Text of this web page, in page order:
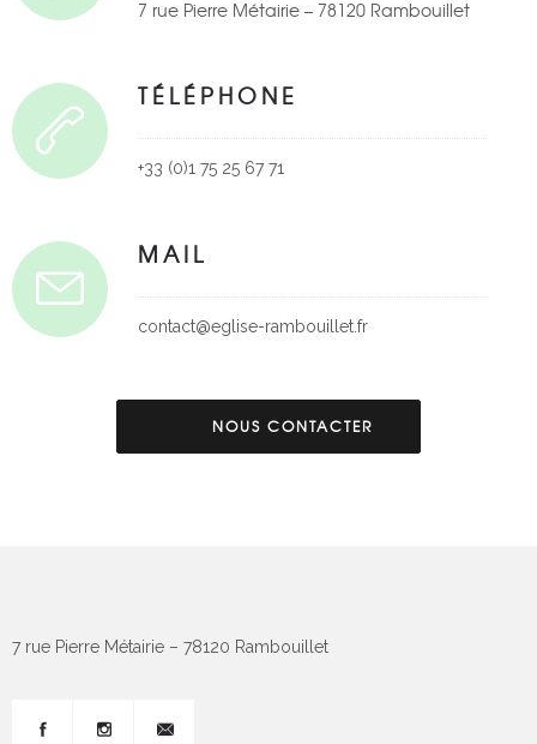
7 rue Pierre Métairie – 78120 Rambouillet
TÉLÉPHONE
+33 (0)1 75 25 67 71
MAIL
contact@eglise-rambouillet.fr
NOUS CONTACTER
7 rue Pierre Métairie – 78120 Rambouillet